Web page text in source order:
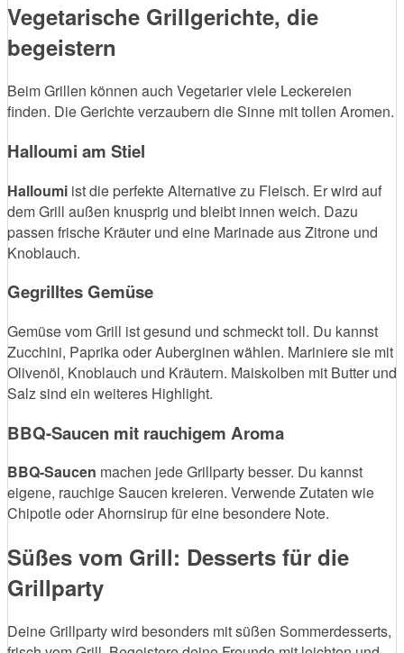
Vegetarische Grillgerichte, die
begeistern
Beim Grillen können auch Vegetarier viele Leckereien
finden. Die Gerichte verzaubern die Sinne mit tollen Aromen.
Halloumi am Stiel
Halloumi ist die perfekte Alternative zu Fleisch. Er wird auf
dem Grill außen knusprig und bleibt innen weich. Dazu
passen frische Kräuter und eine Marinade aus Zitrone und
Knoblauch.
Gegrilltes Gemüse
Gemüse vom Grill ist gesund und schmeckt toll. Du kannst
Zucchini, Paprika oder Auberginen wählen. Mariniere sie mit
Olivenöl, Knoblauch und Kräutern. Maiskolben mit Butter und
Salz sind ein weiteres Highlight.
BBQ-Saucen mit rauchigem Aroma
BBQ-Saucen machen jede Grillparty besser. Du kannst
eigene, rauchige Saucen kreieren. Verwende Zutaten wie
Chipotle oder Ahornsirup für eine besondere Note.
Süßes vom Grill: Desserts für die
Grillparty
Deine Grillparty wird besonders mit süßen Sommerdesserts,